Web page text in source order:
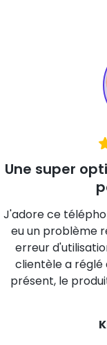
J'adore,
J'adore
clientèle est
de mieux. Je
pas résolu en 5
pour les enfants.
contacts et les
Pas de
le Wi-Fi qui
applications
téléphone, de